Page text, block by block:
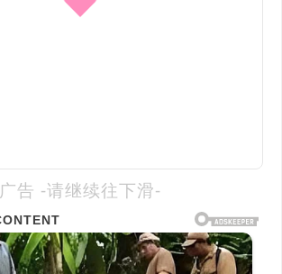
广告 -请继续往下滑-